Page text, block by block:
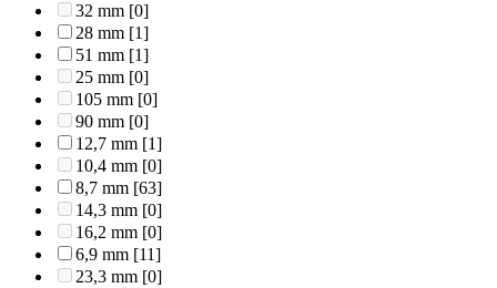
32 mm [0]
28 mm [1]
51 mm [1]
25 mm [0]
105 mm [0]
90 mm [0]
12,7 mm [1]
10,4 mm [0]
8,7 mm [63]
14,3 mm [0]
16,2 mm [0]
6,9 mm [11]
23,3 mm [0]